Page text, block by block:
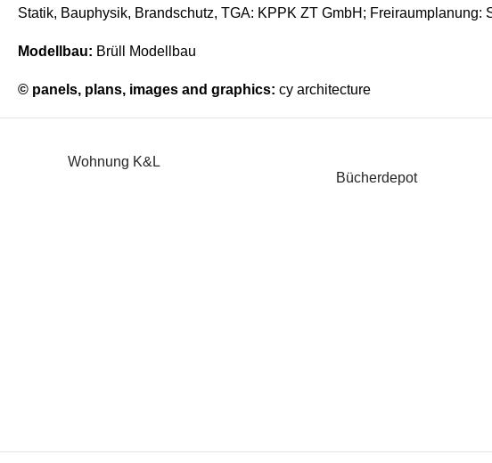
Statik, Bauphysik, Brandschutz, TGA: KPPK ZT GmbH ; Freiraumplanung:
Modellbau: Brüll Modellbau
© panels, plans, images and graphics: cy architecture
Wohnung K&L
Bücherdepot